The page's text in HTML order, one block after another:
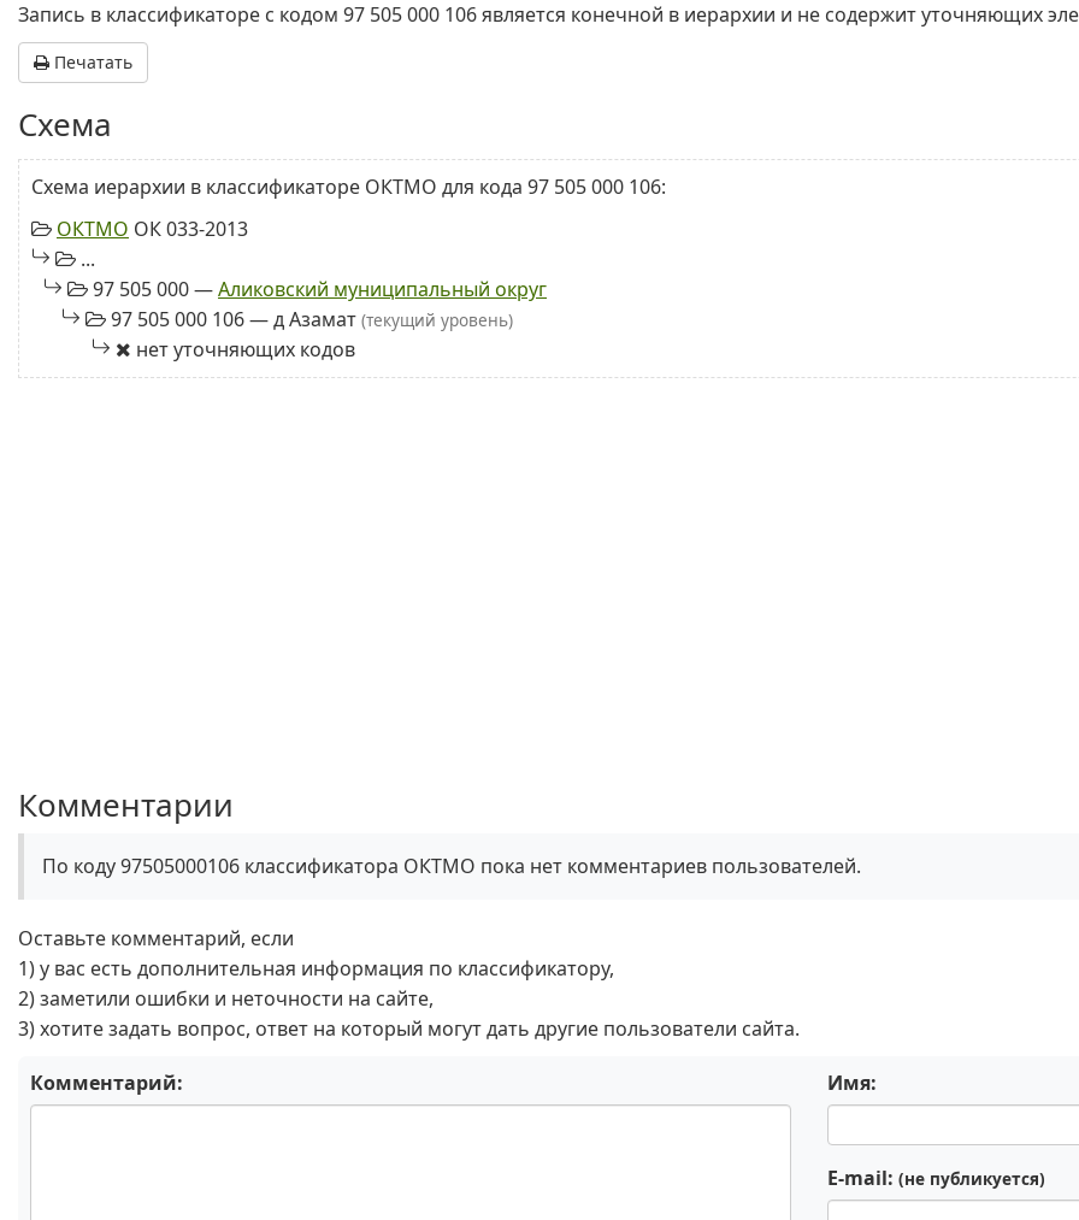
Запись в классификаторе с кодом 97 505 000 106 является конечной в иерархии и не содержит уточняющих
Печатать
Схема
Схема иерархии в классификаторе ОКТМО для кода 97 505 000 106:
ОКТМО ОК 033-2013
...
97 505 000 —Аликовский муниципальный округ
97 505 000 106 — д Азамат (текущий уровень)
нет уточняющих кодов
Комментарии
По коду 97505000106 классификатора ОКТМО пока нет комментариев пользователей.
Оставьте комментарий, если
1) у вас есть дополнительная информация по классификатору,
2) заметили ошибки и неточности на сайте,
3) хотите задать вопрос, ответ на который могут дать другие пользователи сайта.
Комментарий: Имя:
E-mail: (не публикуется)